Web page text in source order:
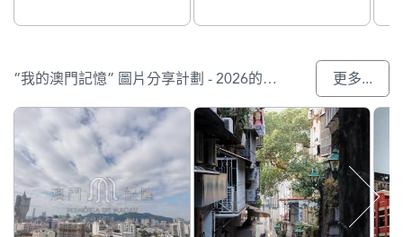
“我的澳門記憶” 圖片分享計劃 - 2026的參與作品 更多...